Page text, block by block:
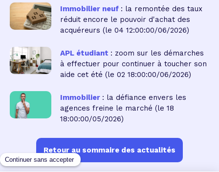
Immobilier neuf : la remontée des taux
réduit encore le pouvoir d'achat des
acquéreurs (le 04 12:00:00/06/2026)
APL étudiant : zoom sur les démarches
à effectuer pour continuer à toucher son
aide cet été (le 02 18:00:00/06/2026)
Immobilier : la défiance envers les
agences freine le marché (le 18
18:00:00/05/2026)
Retour au sommaire des actualités